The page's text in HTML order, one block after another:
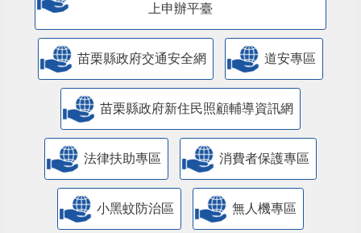
上申辦平臺
苗栗縣政府交通安全網 道安專區
苗栗縣政府新住民照顧輔導資訊網
法律扶助專區 消費者保護專區
小黑蚊防治區 無人機專區